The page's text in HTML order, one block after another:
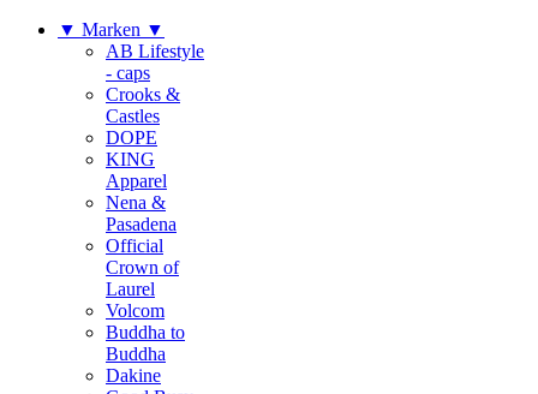
▼ Marken ▼
AB Lifestyle
- caps
Crooks &
Castles
DOPE
KING
Apparel
Nena &
Pasadena
Official
Crown of
Laurel
Volcom
Buddha to
Buddha
Dakine